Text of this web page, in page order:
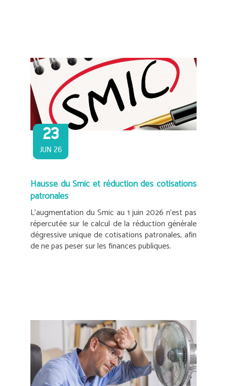
23
JUN 26
Hausse du Smic et réduction des cotisations
patronales
L’augmentation du Smic au 1 juin 2026 n’est pas
répercutée sur le calcul de la réduction générale
dégressive unique de cotisations patronales, afin
de ne pas peser sur les finances publiques.